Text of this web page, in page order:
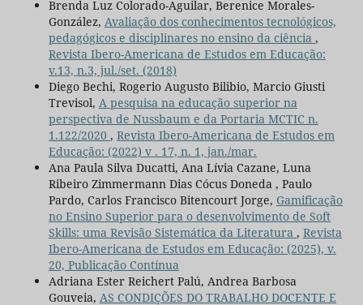
Brenda Luz Colorado-Aguilar, Berenice Morales-
González, Avaliação dos conhecimentos tecnológicos,
pedagógicos e disciplinares no ensino da ciência ,
Revista Ibero-Americana de Estudos em Educação:
v.13, n.3, jul./set. (2018)
Diego Bechi, Rogerio Augusto Bilibio, Marcio Giusti
Trevisol, A pesquisa na educação superior na
perspectiva de Nussbaum e da Portaria MCTIC n.
1.122/2020 , Revista Ibero-Americana de Estudos em
Educação: (2022) v . 17, n. 1, jan./mar.
Ana Paula Silva Ducatti, Ana Lívia Cazane, Luna
Ribeiro Zimmermann Dias Cócus Doneda , Paulo
Pardo, Carlos Francisco Bitencourt Jorge, Gamificação
no Ensino Superior para o desenvolvimento de Soft
Skills: uma Revisão Sistemática da Literatura , Revista
Ibero-Americana de Estudos em Educação: (2025), v.
20, Publicação Contínua
Adriana Ester Reichert Palú, Andrea Barbosa
Gouveia, AS CONDIÇÕES DO TRABALHO DOCENTE E